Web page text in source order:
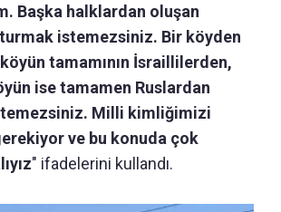
Başka halklardan oluşan
istemezsiniz. Bir köyden
tamamının İsraillilerden,
ise tamamen Ruslardan
Milli kimliğimizi
ve bu konuda çok
" ifadelerini kullandı.